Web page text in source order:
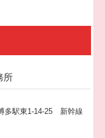
所
多駅東1-14-25 新幹線